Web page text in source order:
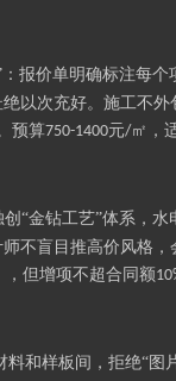
报价单明确标注每
以次充好。施工不
预算750-1400元/㎡，
“金钻工艺”体系，
不盲目推高价风格
，但增项不超合同额
料和样板间，拒绝“图